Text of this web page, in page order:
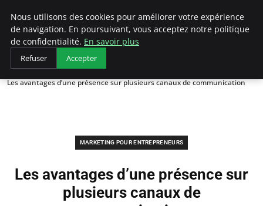
LECFCM
Accueil
Marketing pour entrepreneurs
Les avantages d’une présence sur plusieurs canaux de communication
MARKETING POUR ENTREPRENEURS
Les avantages d’une présence sur
plusieurs canaux de
Nous utilisons des cookies pour améliorer votre expérience
de navigation. En poursuivant, vous acceptez notre politique
de confidentialité. En savoir plus
Refuser Accepter